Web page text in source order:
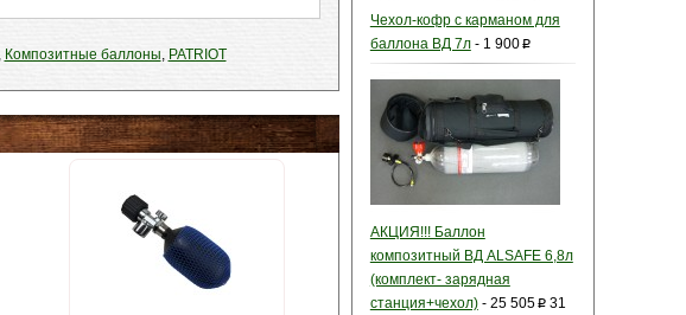
Чехол-кофр с карманом для
баллона ВД 7л- 1 900p
АКЦИЯ!!! Баллон
композитный ВД ALSAFE 6,8л
(комплект- зарядная
станция+чехол)- 25 505p 31
Композитные баллоны, PATRIOT